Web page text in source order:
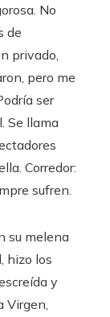
No
de
privado,
pero me
ser
Se llama
Corredor:
sufren.
su melena
hizo los
y
Virgen,